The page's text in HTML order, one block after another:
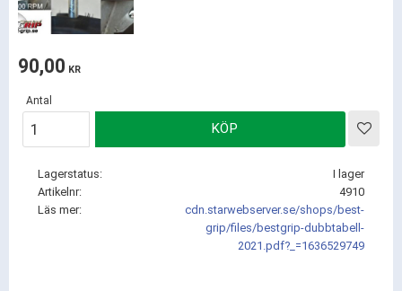
90,00 KR
Antal
KÖP
Lagerstatus
I lager
Artikelnr
4910
Läs mer
cdn.starwebserver.se/shops/best-
grip/files/bestgrip-dubbtabell-
2021.pdf?_=1636529749